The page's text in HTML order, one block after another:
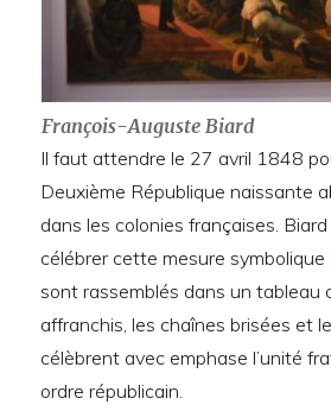
François-Auguste Biard
Il faut attendre le 27 avril 1848
Deuxième République naissante
dans les colonies françaises.
célébrer cette mesure symbolique
sont rassemblés dans un tableau
affranchis, les chaînes brisées et
célèbrent avec emphase l’unité
ordre républicain.